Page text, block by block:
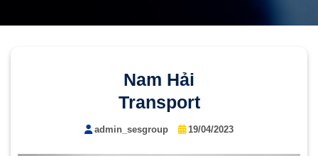
Nam Hải
Transport
admin_sesgroup 19/04/2023